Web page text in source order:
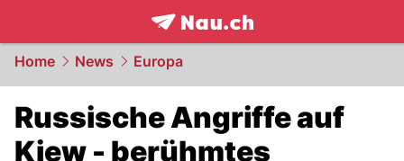
frontpage.NAU.ch
Home News Europa
Russische Angriffe auf
Kiew - berühmtes